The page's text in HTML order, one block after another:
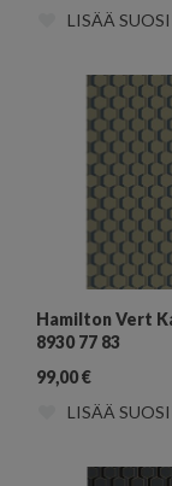
LISÄÄ
Hamilton Vert
8930 77 83
99,00€
LISÄÄ